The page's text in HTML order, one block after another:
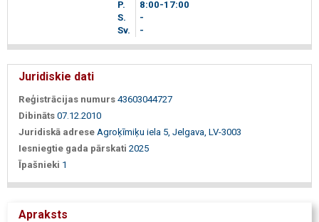
P.
8 00-17 00
S.
-
Sv.
-
Juridiskie dati
Reģistrācijas numurs 43603044727
Dibināts 07.12.2010
Juridiskā adrese Agroķīmiķu iela 5, Jelgava, LV-3003
Iesniegtie gada pārskati 2025
Īpašnieki 1
Apraksts